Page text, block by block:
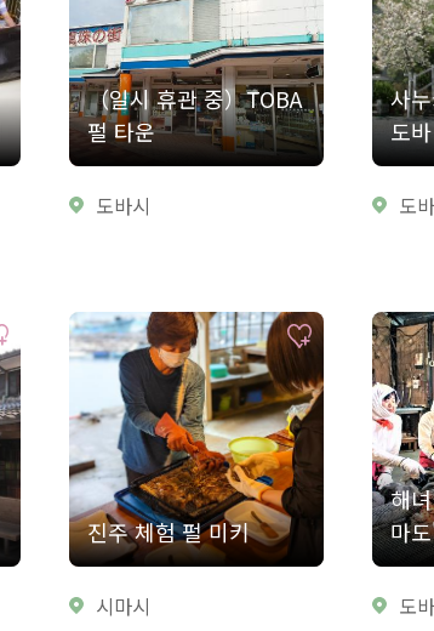
（일시 휴관 중）TOBA
펄 타운
도바시
사
도
도
진주 체험 펄 미키
시마시
해
마
도